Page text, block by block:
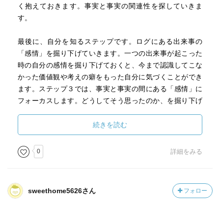
く抱えておきます。事実と事実の関連性を探していきま
す。
最後に、自分を知るステップです。ログにある出来事の
「感情」を掘り下げていきます。一つの出来事が起こった
時の自分の感情を掘り下げておくと、今まで認識してこな
かった価値観や考えの癖をもった自分に気づくことができ
ます。ステップ３では、事実と事実の間にある「感情」に
フォーカスします。どうしてそう思ったのか、を掘り下げ
日々流れていく「行動」をつかまえることで、その前にあ
る「心（意識）」を見える化して、自分を振り返るための
例えば体重などの単純な記録でも、しばらく続けていると
続きを読む
0 詳細をみる
sweethome5626さん フォロー